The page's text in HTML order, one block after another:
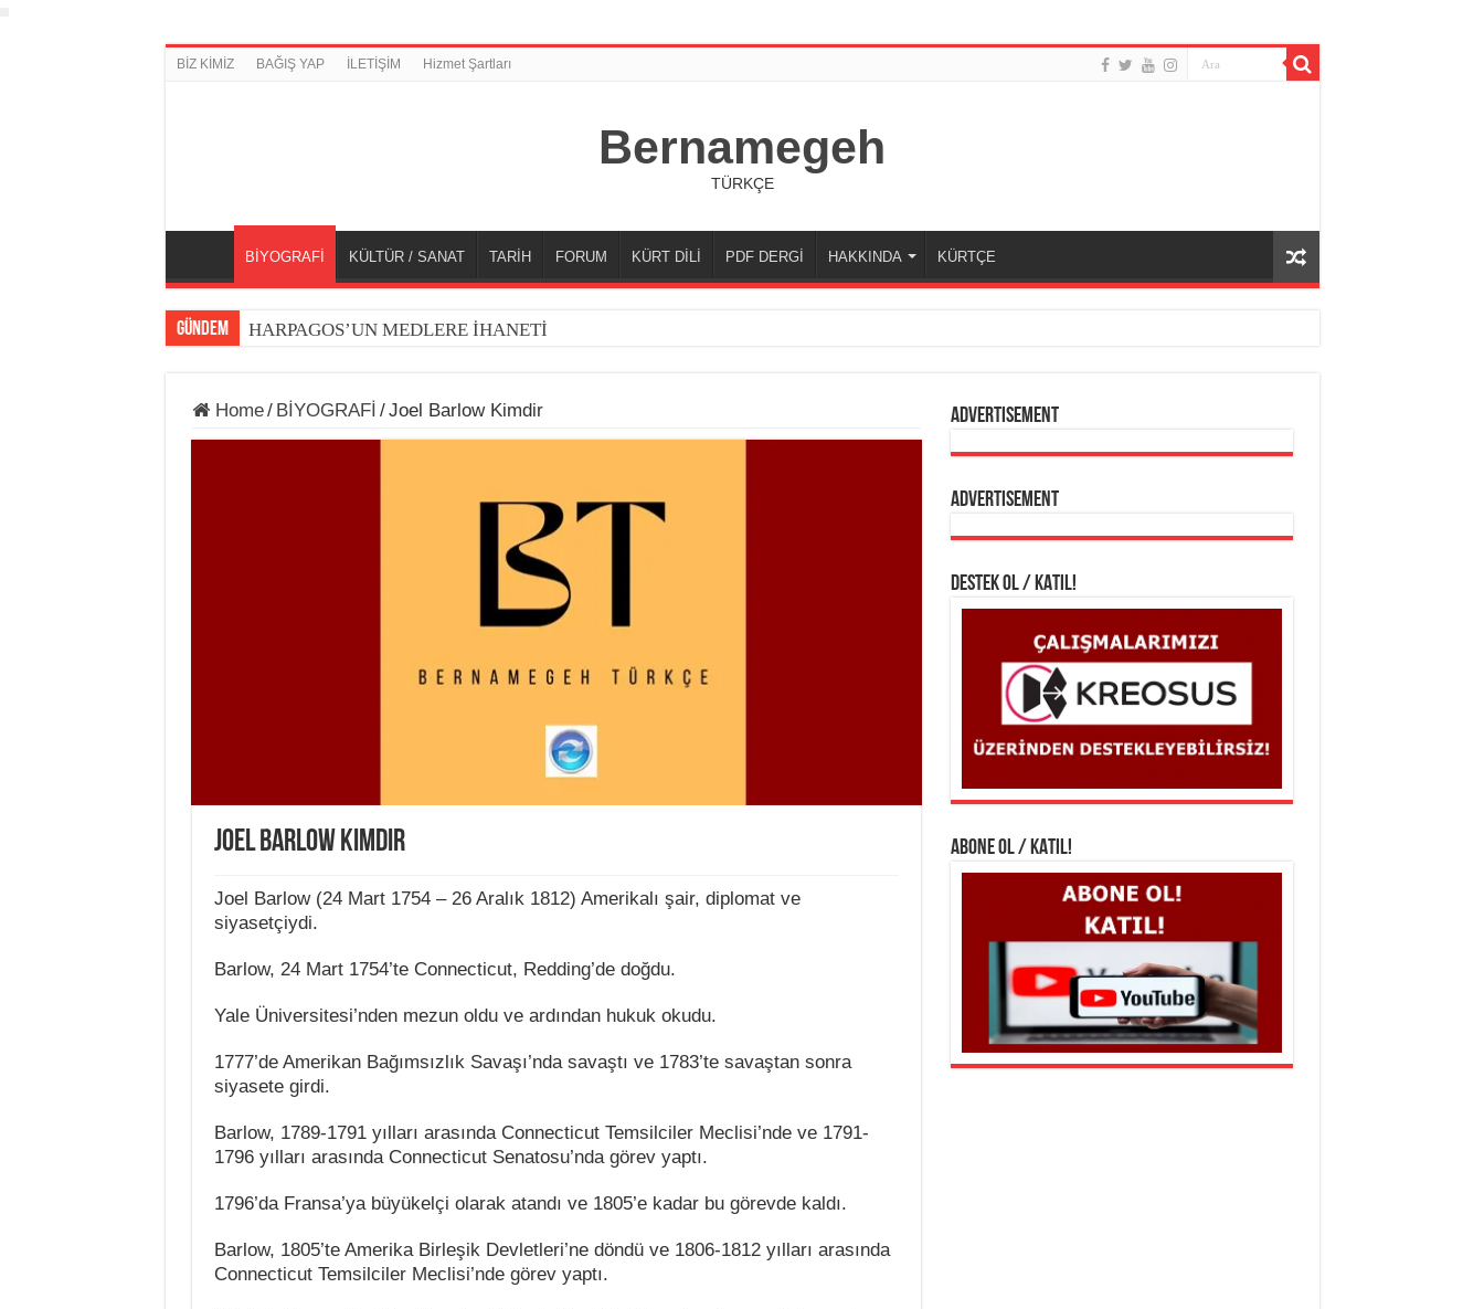
BİZ KİMİZ BAĞIŞ YAP İLETİŞİM Hizmet Şartları
Bernamegeh
TÜRKÇE
BİYOGRAFİ KÜLTÜR / SANAT TARİH FORUM KÜRT DİLİ PDF DERGİ HAKKINDA KÜRTÇE
GÜNDEM HARPAGOS’UN MEDLERE İHANETİ
Home/ BİYOGRAFİ /Joel Barlow Kimdir
Joel Barlow Kimdir
Joel Barlow (24 Mart 1754 – 26 Aralık 1812) Amerikalı şair, diplomat ve
siyasetçiydi.
Barlow, 24 Mart 1754’te Connecticut, Redding’de doğdu.
Yale Üniversitesi’nden mezun oldu ve ardından hukuk okudu.
1777’de Amerikan Bağımsızlık Savaşı’nda savaştı ve 1783’te savaştan sonra
siyasete girdi.
Barlow, 1789-1791 yılları arasında Connecticut Temsilciler Meclisi’nde ve 1791-
1796 yılları arasında Connecticut Senatosu’nda görev yaptı.
1796’da Fransa’ya büyükelçi olarak atandı ve 1805’e kadar bu görevde kaldı.
Barlow, 1805’te Amerika Birleşik Devletleri’ne döndü ve 1806-1812 yılları arasında
Connecticut Temsilciler Meclisi’nde görev yaptı.
Advertisement
Advertisement
DESTEK OL / KATIL!
ABONE OL / KATIL!